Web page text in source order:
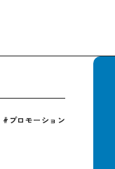
#プロモーション